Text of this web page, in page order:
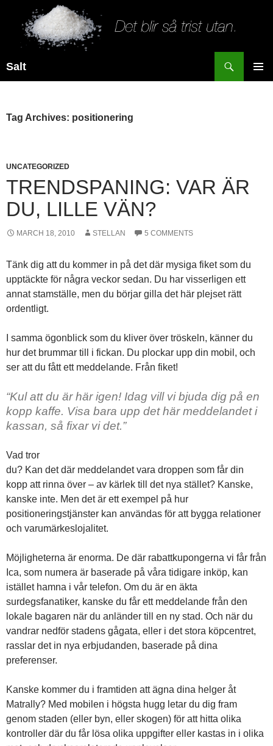
Salt
Tag Archives: positionering
UNCATEGORIZED
TRENDSPANING: VAR ÄR
DU, LILLE VÄN?
MARCH 18, 2010 STELLAN 5 COMMENTS
Tänk dig att du kommer in på det där mysiga fiket som du
upptäckte för några veckor sedan. Du har visserligen ett
annat stamställe, men du börjar gilla det här plejset rätt
ordentligt.
I samma ögonblick som du kliver över tröskeln, känner du
hur det brummar till i fickan. Du plockar upp din mobil, och
ser att du fått ett meddelande. Från fiket!
“Kul att du är här igen! Idag vill vi bjuda dig på en
kopp kaffe. Visa bara upp det här meddelandet i
kassan, så fixar vi det.”
Vad tror
du? Kan det där meddelandet vara droppen som får din
kopp att rinna över – av kärlek till det nya stället? Kanske,
kanske inte. Men det är ett exempel på hur
positioneringstjänster kan användas för att bygga relationer
och varumärkeslojalitet.
Möjligheterna är enorma. De där rabattkupongerna vi får från
Ica, som numera är baserade på våra tidigare inköp, kan
istället hamna i vår telefon. Om du är en äkta
surdegsfanatiker, kanske du får ett meddelande från den
lokale bagaren när du anländer till en ny stad. Och när du
vandrar nedför stadens gågata, eller i det stora köpcentret,
rasslar det in nya erbjudanden, baserade på dina
preferenser.
Kanske kommer du i framtiden att ägna dina helger åt
Matrally? Med mobilen i högsta hugg letar du dig fram
genom staden (eller byn, eller skogen) för att hitta olika
kontroller där du får lösa olika uppgifter eller kastas in i olika